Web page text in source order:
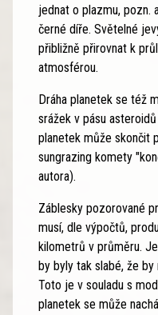
jednat o plazmu, pozn.
černé díře. Světelné
přibližně přirovnat k
atmosférou.
Dráha planetek se též
srážek v pásu
planetek může skončit
sungrazing komety
autora).
Záblesky pozorované
musí, dle výpočtů,
kilometrů v průměru.
by byly tak slabé, že
Toto je v souladu s
planetek se může